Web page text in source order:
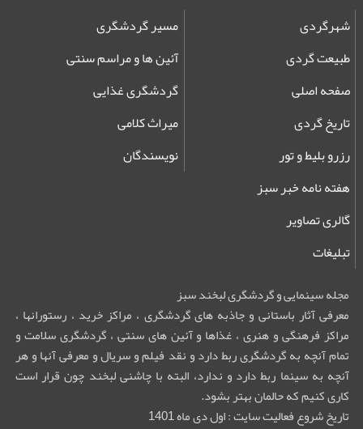
شهرگردی
طبیعت گردی
صفحه اصلی
تاریخ گردی
مسیر گردشگری
آئین ها و مراسم سنتی
گردشگری غذایی
میراث کلامی
رزرو بلیط و تور
هفته نامه خبر سبز
گالری تصاویر
تبلیغات
نویسندگان
مجله سینمایی و گردشگری لبخند سبز
معرفی آثار باستانی و جاذبه های گردشگری ، مراکز خرید ، رستورانها ،
مراکز فرهنگی و هنری ، غذاها و آئین های سنتی ، گردشگری سلامت و
تمام آنچه به گردشگری ربط دارد و نقد فیلم و سریال و معرفی آنها و هر
آنچه به سینما ربط دارد و ندارد، البته با چاشنی لبخند چون قرار است
کاری کنیم که حالمان بهتر بشود.
تاریخ شروع فعالیت سایت : اول دی ماه 1401